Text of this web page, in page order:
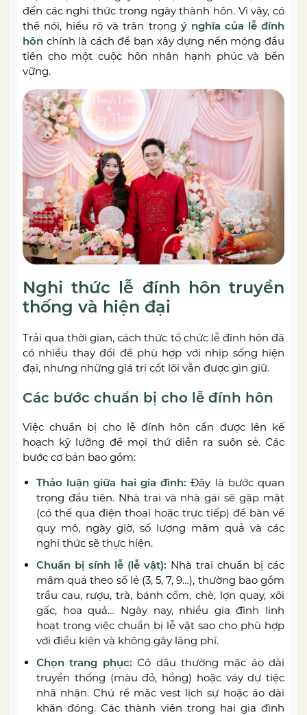
đến các nghi thức trong ngày thành hôn. Vì vậy, có
thể nói, hiểu rõ và trân trọng ý nghĩa của lễ đính
hôn chính là cách để bạn xây dựng nền móng đầu
tiên cho một cuộc hôn nhân hạnh phúc và bền
vững.
Nghi thức lễ đính hôn truyền
thống và hiện đại
Trải qua thời gian, cách thức tổ chức lễ đính hôn đã
có nhiều thay đổi để phù hợp với nhịp sống hiện
đại, nhưng những giá trị cốt lõi vẫn được gìn giữ.
Các bước chuẩn bị cho lễ đính hôn
Việc chuẩn bị cho lễ đính hôn cần được lên kế
hoạch kỹ lưỡng để mọi thứ diễn ra suôn sẻ. Các
bước cơ bản bao gồm:
Thảo luận giữa hai gia đình: Đây là bước quan
trọng đầu tiên. Nhà trai và nhà gái sẽ gặp mặt
(có thể qua điện thoại hoặc trực tiếp) để bàn về
quy mô, ngày giờ, số lượng mâm quả và các
nghi thức sẽ thực hiện.
Chuẩn bị sính lễ (lễ vật): Nhà trai chuẩn bị các
mâm quả theo số lẻ (3, 5, 7, 9…), thường bao gồm
trầu cau, rượu, trà, bánh cốm, chè, lợn quay, xôi
gấc, hoa quả… Ngày nay, nhiều gia đình linh
hoạt trong việc chuẩn bị lễ vật sao cho phù hợp
với điều kiện và không gây lãng phí.
Chọn trang phục: Cô dâu thường mặc áo dài
truyền thống (màu đỏ, hồng) hoặc váy dự tiệc
nhã nhặn. Chú rể mặc vest lịch sự hoặc áo dài
khăn đóng. Các thành viên trong hai gia đình